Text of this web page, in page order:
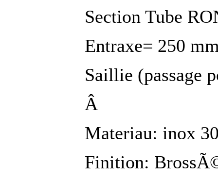
Section Tube
Entraxe= 250
Saillie (passage
Â
Materiau: inox
Finition: